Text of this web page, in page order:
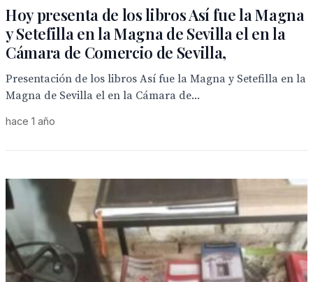
Hoy presenta de los libros Así fue la Magna
y Setefilla en la Magna de Sevilla el en la
Cámara de Comercio de Sevilla,
Presentación de los libros Así fue la Magna y Setefilla en la
Magna de Sevilla el en la Cámara de...
hace 1 año